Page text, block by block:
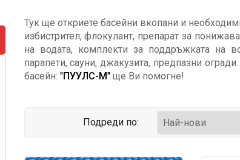
Тук ще откриете басейни вкопани и
избистрител, флокулант, препарат за
на водата, комплекти за поддръжката на
парапети, сауни, джакузита, предпазни
басейн: "ПУУЛС-М"ще Ви помогне!
Подреди по: